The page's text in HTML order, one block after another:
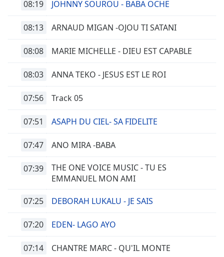
08:19 JOHNNY SOUROU - BABA OCHE
08:13 ARNAUD MIGAN -OJOU TI SATANI
08:08 MARIE MICHELLE - DIEU EST CAPABLE
08:03 ANNA TEKO - JESUS EST LE ROI
07:56 Track 05
07:51 ASAPH DU CIEL- SA FIDELITE
07:47 ANO MIRA -BABA
07:39
THE ONE VOICE MUSIC - TU ES
EMMANUEL MON AMI
07:25 DEBORAH LUKALU - JE SAIS
07:20 EDEN- LAGO AYO
07:14 CHANTRE MARC - QU'IL MONTE